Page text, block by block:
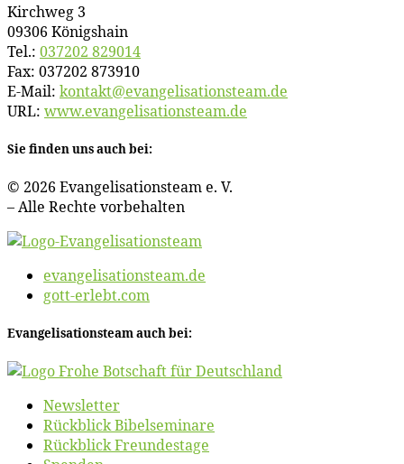
Kirch­weg 3
09306 Königshain
Tel.: 037202 829014
Fax: 037202 873910
E‑Mail: kontakt@​evangelisationsteam.​de
URL: www​.evan​ge​li​sa​ti​ons​team​.de
Sie fin­den uns auch bei:
© 2026 Evan­ge­li­sa­ti­ons­team e. V.
– Al­le Rech­te vorbehalten
evangelisationsteam.de
gott-erlebt.com
Evan­ge­li­sa­ti­ons­team auch bei:
News­let­ter
Rück­blick Bibelseminare
Rück­blick Freundestage